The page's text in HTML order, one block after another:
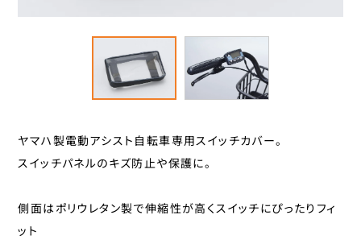
スポーツ小物
サイクルグッズ
カバー
カゴ
ジェントス
ジョイパレット
センタン工業
ティーエス
パナソニックサイクルテック
ヤマハ製電動アシスト自転車専用スイッチカバー。
スイッチパネルのキズ防止や保護に。
側面はポリウレタン製で伸縮性が高くスイッチにぴったりフィ
ット